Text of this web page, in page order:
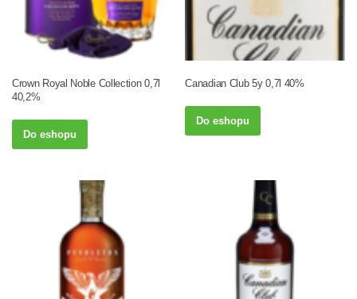
Crown Royal Noble Collection 0,7l
40,2%
Do eshopu
Canadian Club 5y 0,7l 40%
Do eshopu